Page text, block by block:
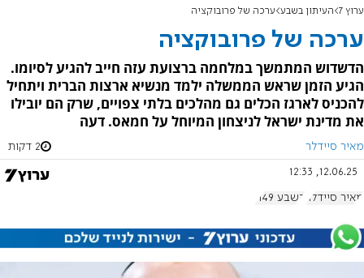
ערוץ 7 העיתון בשבע ערכה של פרובוקציה
ערכה של פרובוקציה
הדשדוש המתמשך במלחמה ברצועת עזה חייב להגיע לסיומו.
הגיע הזמן שראש הממשלה ילמד מנשיא ארצות הברית ויתחיל
להכניס לארגז הכלים גם מהלכים בלתי צפויים, שרק הם יובילו
את מדינת ישראל לניצחון המיוחל על חמאס. דעה
מאיר סיידלר 2 דקות
12.06.25, 12:33
מאיר סיידלר בשבע 1149